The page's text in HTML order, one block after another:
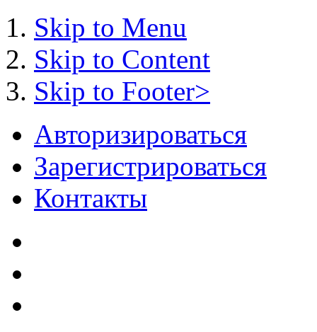
Skip to Menu
Skip to Content
Skip to Footer>
Авторизироваться
Зарегистрироваться
Контакты